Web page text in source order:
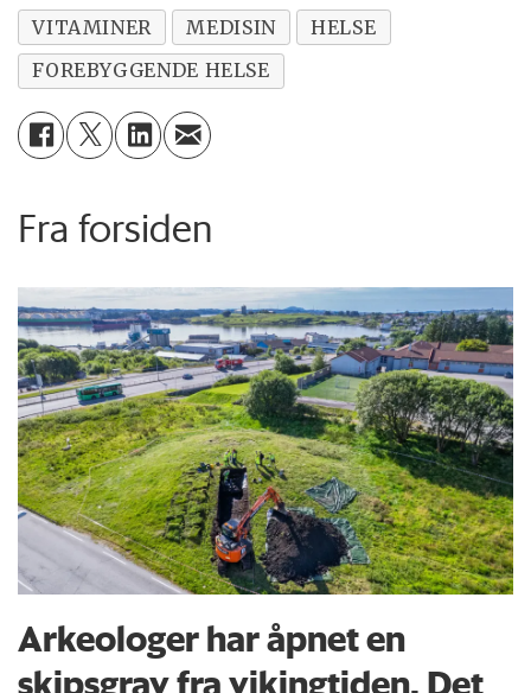
VITAMINER MEDISIN
HELSE
FOREBYGGENDE HELSE
Fra forsiden
Arkeologer har åpnet en
skipsgrav fra vikingtiden. Det